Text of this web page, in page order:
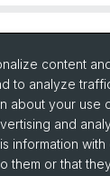
content
to analyze
about your use
and
information
them or that